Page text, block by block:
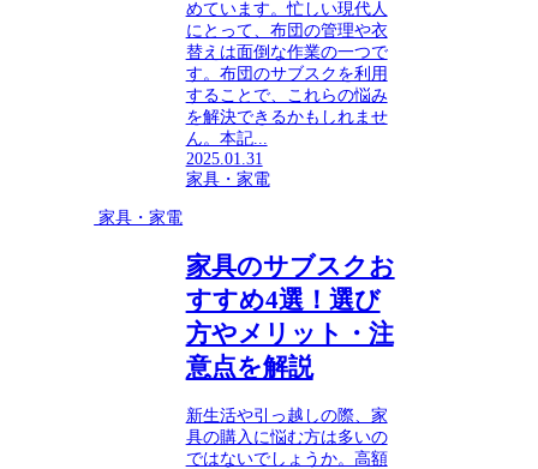
めています。忙しい現代人
にとって、布団の管理や衣
替えは面倒な作業の一つで
す。布団のサブスクを利用
することで、これらの悩み
を解決できるかもしれませ
ん。本記...
2025.01.31
家具・家電
家具・家電
家具のサブスクお
すすめ4選！選び
方やメリット・注
意点を解説
新生活や引っ越しの際、家
具の購入に悩む方は多いの
ではないでしょうか。高額